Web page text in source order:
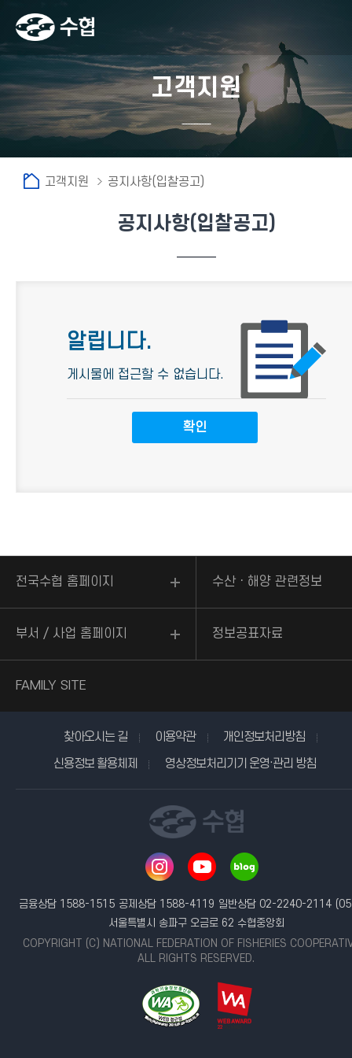
고객지원
고객지원 공지사항(입찰공고)
공지사항(입찰공고)
알립니다.
게시물에 접근할 수 없습니다.
전국수협 홈페이지 수산ㆍ해양 관련정보
부서 / 사업 홈페이지 정보공표자료
FAMILY SITE
찾아오시는 길 이용약관
개인정보처리방침
신용정보 활용체제
영상정보처리기기 운영·관리 방침
금융상담 1588-1515 공제상담 1588-4119 일반상담 02-2240-2114
서울특별시 송파구 오금로 62 수협중앙회
COPYRIGHT (C) NATIONAL FEDERATION OF FISHERIES
ALL RIGHTS RESERVED.